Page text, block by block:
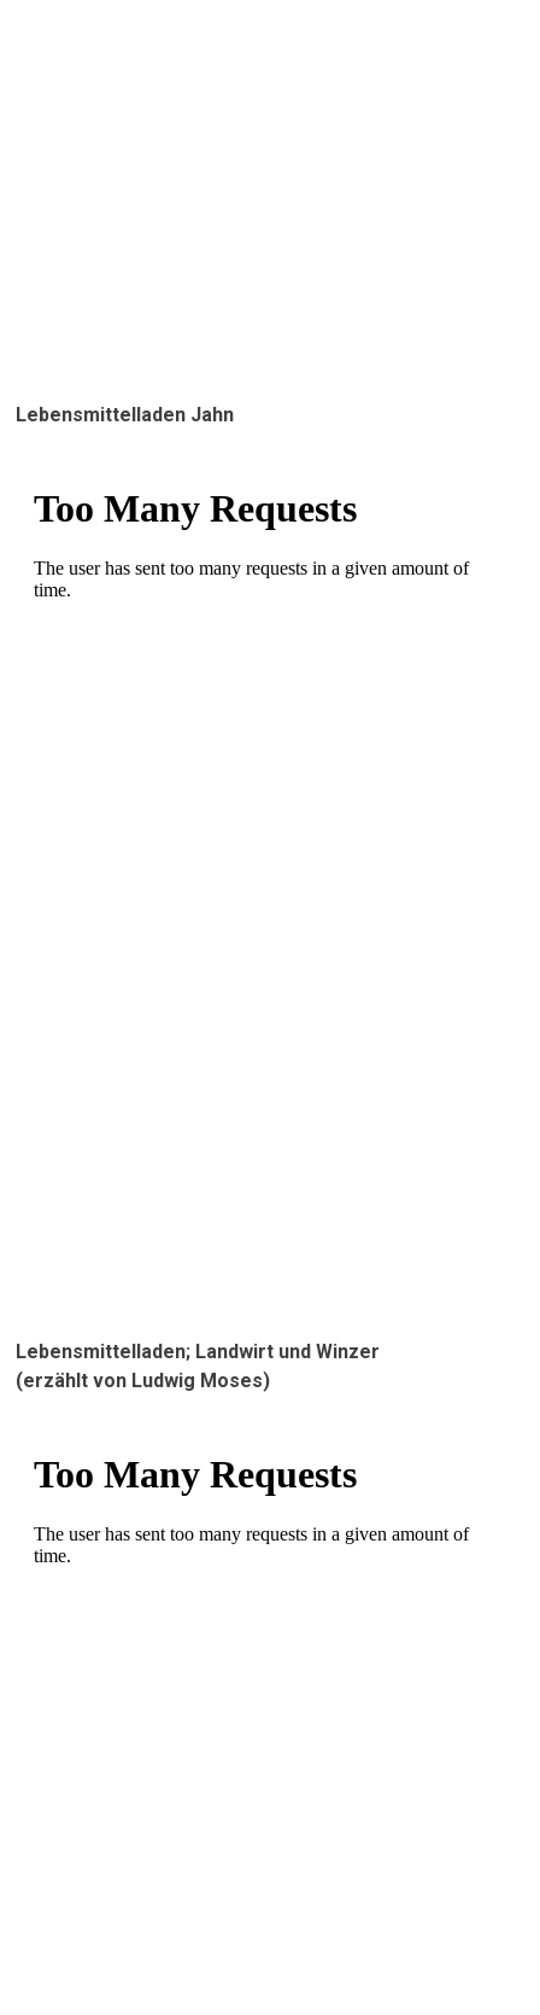
Lebensmittelladen Jahn
Lebensmittelladen; Landwirt und Winzer
(erzählt von Ludwig Moses)